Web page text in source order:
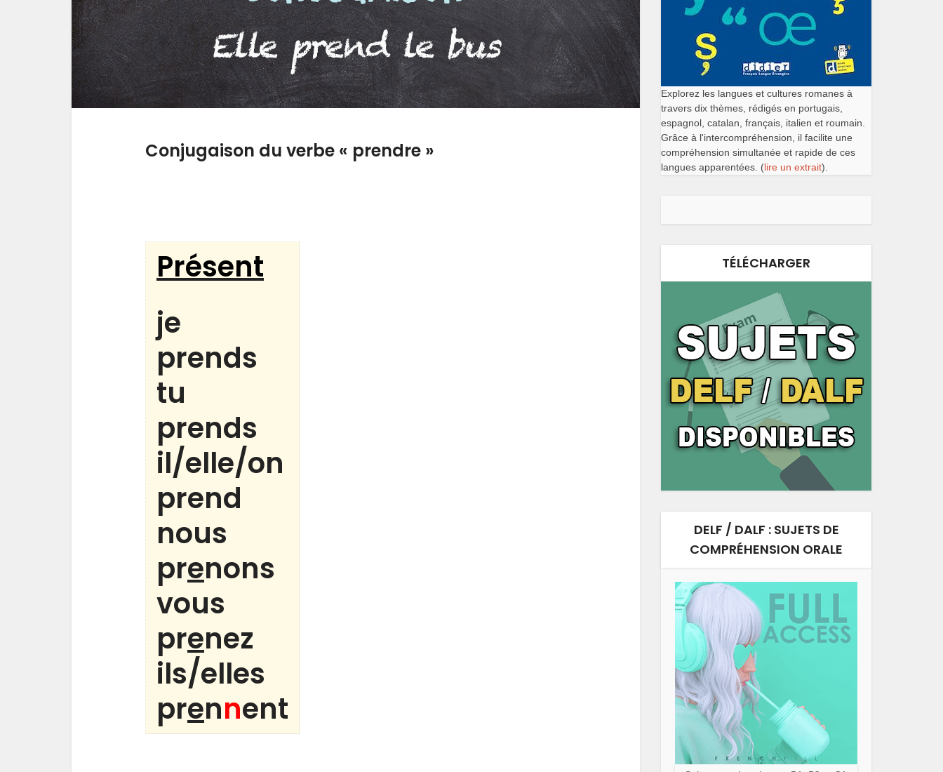
Conjugaison du verbe « prendre »
Présent
je
prends
tu
prends
il/elle/on
prend
nous
prenons
vous
prenez
ils/elles
prennent
Explorez les langues et cultures romanes à
travers dix thèmes, rédigés en portugais,
espagnol, catalan, français, italien et roumain.
Grâce à l'intercompréhension, il facilite une
compréhension simultanée et rapide de ces
langues apparentées. (lire un extrait).
TÉLÉCHARGER
DELF / DALF : SUJETS DE
COMPRÉHENSION ORALE